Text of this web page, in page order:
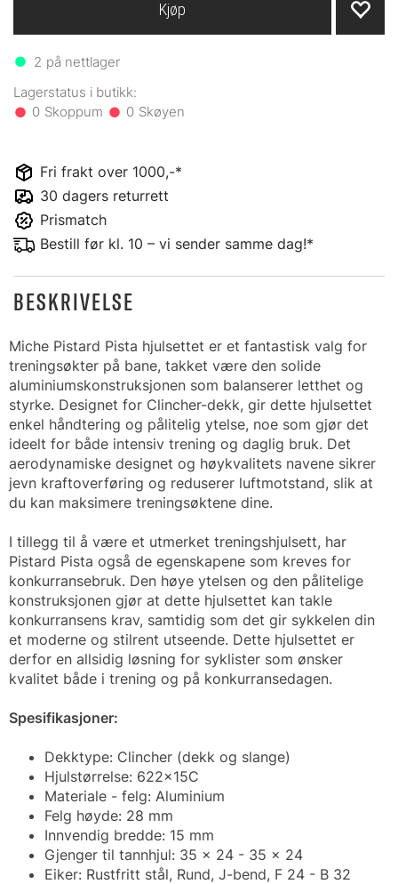
2 på nettlager
0 0
Kjøp
Fri frakt over 1000,-*
30 dagers returrett
Prismatch
Bestill før kl. 10 – vi sender samme dag!*
BESKRIVELSE
Miche Pistard Pista hjulsettet er et fantastisk valg for
treningsøkter på bane, takket være den solide
aluminiumskonstruksjonen som balanserer letthet og
styrke. Designet for Clincher-dekk, gir dette hjulsettet
enkel håndtering og pålitelig ytelse, noe som gjør det
ideelt for både intensiv trening og daglig bruk. Det
aerodynamiske designet og høykvalitets navene sikrer
jevn kraftoverføring og reduserer luftmotstand, slik at
du kan maksimere treningsøktene dine.
I tillegg til å være et utmerket treningshjulsett, har
Pistard Pista også de egenskapene som kreves for
konkurransebruk. Den høye ytelsen og den pålitelige
konstruksjonen gjør at dette hjulsettet kan takle
konkurransens krav, samtidig som det gir sykkelen din
et moderne og stilrent utseende. Dette hjulsettet er
derfor en allsidig løsning for syklister som ønsker
kvalitet både i trening og på konkurransedagen.
Spesifikasjoner:
Dekktype: Clincher (dekk og slange)
Hjulstørrelse: 622x15C
Materiale - felg: Aluminium
Felg høyde: 28 mm
Innvendig bredde: 15 mm
Gjenger til tannhjul: 35 x 24 - 35 x 24
Eiker: Rustfritt stål, Rund, J-bend, F 24 - B 32